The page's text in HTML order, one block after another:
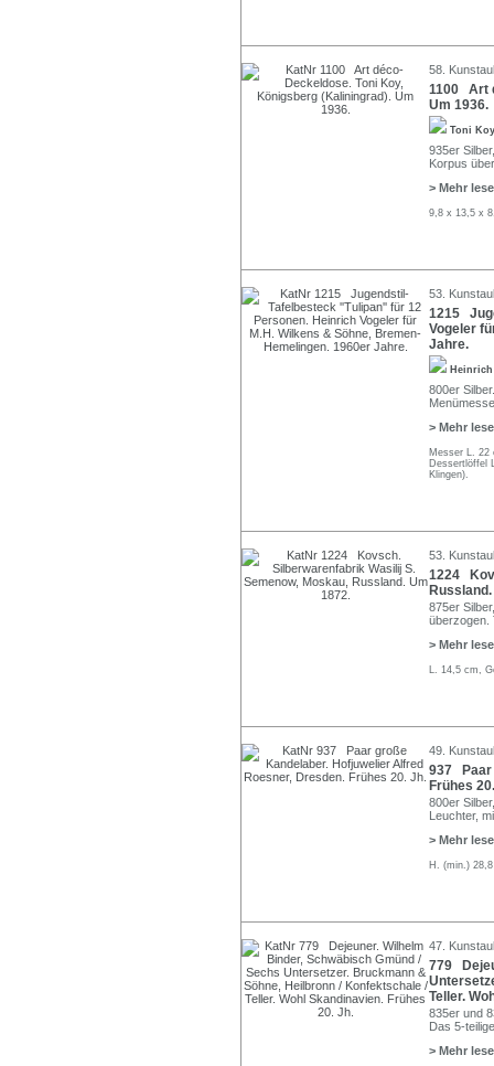
58.
1100 Art
Um 1936.
Toni
935er
Korpus
> Mehr
9,8 x 13,5 x
53.
1215
Vogeler
Jahre.
800er
> Mehr
Messer L. 22
Dessertlöffel
Klingen).
53.
1224
875er
überzogen.
> Mehr
L. 14,5 cm,
49.
937 Paar
Frühes
800er
Leuchter,
> Mehr
H. (min.)
47.
779
Teller.
835er und
Das 5-
> Mehr